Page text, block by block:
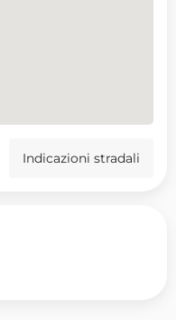
Indicazioni stradali